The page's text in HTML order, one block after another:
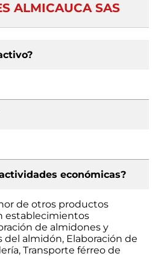
ALMICAUCA SAS
económicas?
de otros productos
establecimientos
de almidones y
almidón, Elaboración de
Transporte férreo de